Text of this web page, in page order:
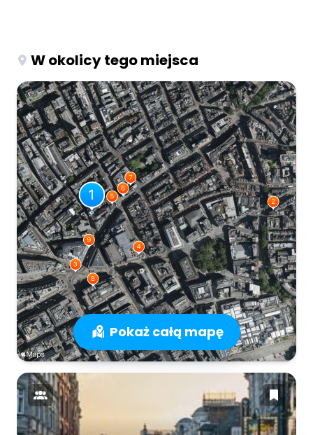
W okolicy tego miejsca
Pokaż całą mapę